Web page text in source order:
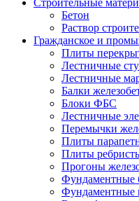
Строительные
Бетон
Раствор
Гражданское и
Плиты
Лестничные
Лестничные
Балки
Блоки ФБС
Лестничные
Перемычки
Плиты
Плиты
Прогоны
Фундаментные
Фундаментные